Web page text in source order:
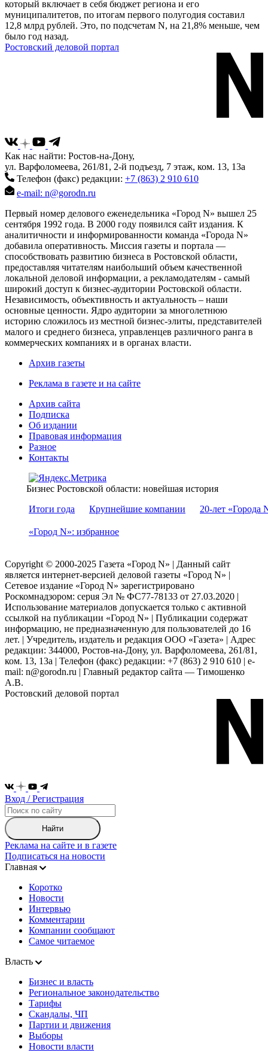
который включает в себя бюджет региона и его
муниципалитетов, по итогам первого полугодия составил
12,8 млрд рублей. Это, по подсчетам N, на 21,8% меньше, чем
было год назад.
Ростовский деловой портал
Как нас найти: Ростов-на-Дону,
ул. Варфоломеева, 261/81, 2-й подъезд, 7 этаж, ком. 13, 13а
Телефон (факс) редакции: +7 (863) 2 910 610
e-mail: n@gorodn.ru
Первый номер делового еженедельника «Город N» вышел 25
сентября 1992 года. В 2000 году появился сайт издания. К
аналитичности и информированности команда «Города N»
добавила оперативность. Миссия газеты и портала —
способствовать развитию бизнеса в Ростовской области,
предоставляя читателям наибольший объем качественной
локальной деловой информации, а рекламодателям - самый
широкий доступ к бизнес-аудитории Ростовской области.
Независимость, объективность и актуальность – наши
основные ценности. Ядро аудитории за многолетнюю
историю сложилось из местной бизнес-элиты, представителей
малого и среднего бизнеса, управленцев различного ранга в
коммерческих компаниях и в органах власти.
Архив газеты
Реклама в газете и на сайте
Архив сайта
Подписка
Об издании
Правовая информация
Разное
Контакты
Бизнес Ростовской области: новейшая история
Итоги года
Крупнейшие компании 20-лет «Города
«Город N»: избранное
Copyright © 2000-2025 Газета «Город N» | Данный сайт
является интернет-версией деловой газеты «Город N» |
Сетевое издание «Город N» зарегистрировано
Роскомнадзором: серuя Эл № ФС77-78133 от 27.03.2020 |
Использование материалов допускается только с активной
ссылкой на публикации «Город N» | Публикации содержат
информацию, не предназначенную для пользователей до 16
лет. | Учредитель, издатель и редакция ООО «Газета» | Адрес
редакции: 344000, Ростов-на-Дону, ул. Варфоломеева, 261/81,
ком. 13, 13а | Телефон (факс) редакции: +7 (863) 2 910 610 | e-
mail: n@gorodn.ru | Главный редактор сайта — Тимошенко
А.В.
Ростовский деловой портал
Вход / Регистрация
Найти
Реклама на сайте и в газете
Подписаться на новости
Главная
Коротко
Новости
Интервью
Комментарии
Компании сообщают
Самое читаемое
Власть
Бизнес и власть
Региональное законодательство
Тарифы
Скандалы, ЧП
Партии и движения
Выборы
Новости власти